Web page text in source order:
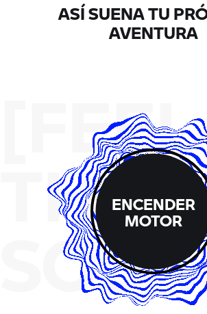
ASÍ SUENA TU
AVENTURA
[FEEL
THEENCENDER
MOTOR